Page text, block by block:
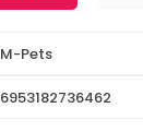
M-Pets
6953182736462